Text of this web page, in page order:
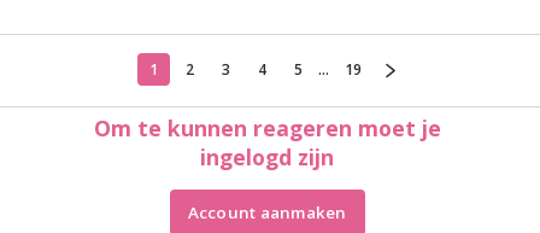
1 2 3 4 5 ... 19
Om te kunnen reageren moet je
ingelogd zijn
Account aanmaken